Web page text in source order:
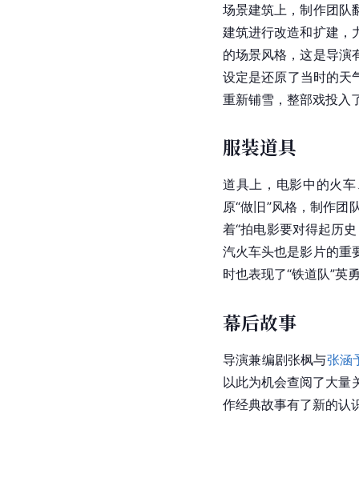
场景建筑上，制作团队
建筑进行改造和扩建，
的场景风格，这是导演
设定是还原了当时的天
重新铺雪，整部戏投入
服装道具
道具上，电影中的火
原“做旧”风格，制作
着“拍电影要对得起历
汽火车头也是影片的重
时也表现了“铁道队”英
幕后故事
导演兼编剧张枫与张涵
以此为机会查阅了大量
作经典故事有了新的认